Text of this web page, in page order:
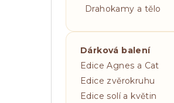
Drahokamy a tělo
Dárková balení
Edice Agnes a Cat
Edice zvěrokruhu
Edice solí a květin